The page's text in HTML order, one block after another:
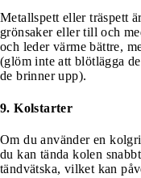
Metallspett eller träspett
grönsaker eller till och
och leder värme bättre,
(glöm inte att blötlägga
de brinner upp).
9. Kolstarter
Om du använder en
du kan tända kolen
tändvätska, vilket kan